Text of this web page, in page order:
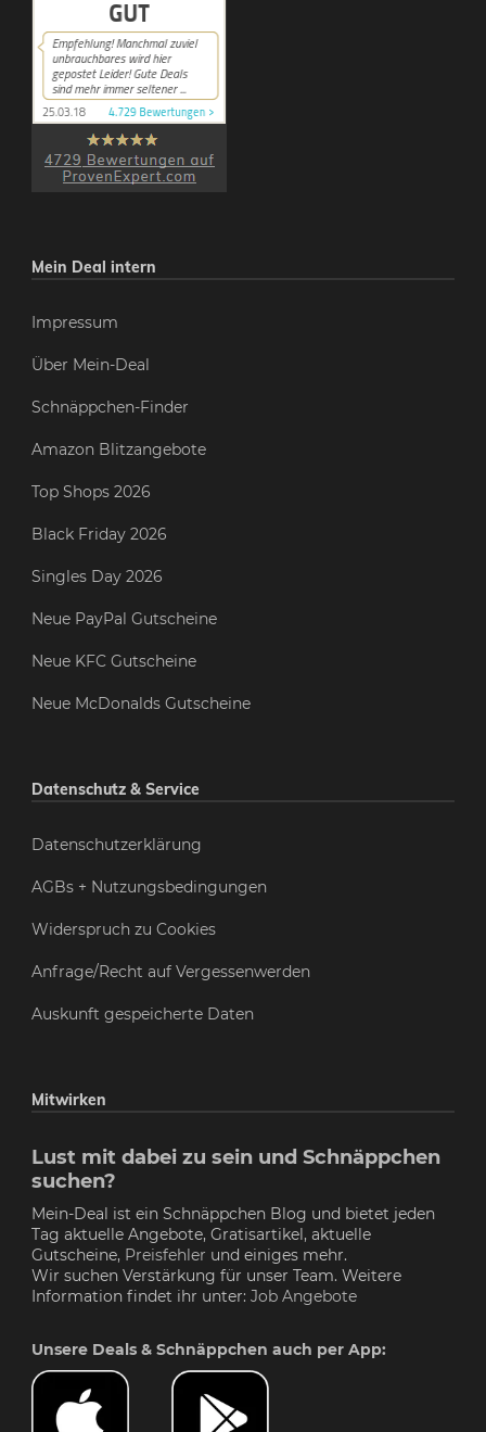
Mein Deal intern
Impressum
Über Mein-Deal
Schnäppchen-Finder
Amazon Blitzangebote
Top Shops 2026
Black Friday 2026
Singles Day 2026
Neue PayPal Gutscheine
Neue KFC Gutscheine
Neue McDonalds Gutscheine
Datenschutz & Service
Datenschutzerklärung
AGBs + Nutzungsbedingungen
Widerspruch zu Cookies
Anfrage/Recht auf Vergessenwerden
Auskunft gespeicherte Daten
Mitwirken
Lust mit dabei zu sein und Schnäppchen
suchen?
Mein-Deal ist ein Schnäppchen Blog und bietet jeden
Tag aktuelle Angebote, Gratisartikel, aktuelle
Gutscheine, Preisfehler und einiges mehr.
Wir suchen Verstärkung für unser Team. Weitere
Information findet ihr unter: Job Angebote
Unsere Deals & Schnäppchen auch per App: